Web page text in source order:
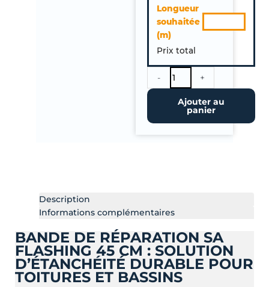
Longueur
souhaitée
(m)
Prix total
-
Bande
réparation
SA
Flashing
45
de
+
Ajouter au
panier
Description
Informations complémentaires
BANDE DE RÉPARATION SA
FLASHING 45 CM : SOLUTION
D’ÉTANCHÉITÉ DURABLE POUR
TOITURES ET BASSINS